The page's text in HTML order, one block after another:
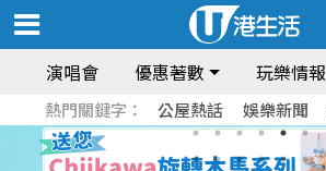
演唱會 優惠著數 玩樂情報
熱門關鍵字： 公屋熱話 娛樂新聞